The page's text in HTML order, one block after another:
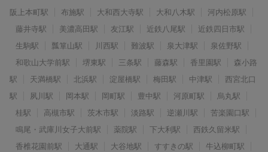
阪上本町駅 布施駅 大和西大寺駅 大和八木駅
河内松原駅
藤井寺駅
美濃高田駅 友江駅 近鉄八尾駅
近鉄四日市駅
生駒駅
瓢箪山駅 川西駅 難波駅 泉大津駅
泉佐野駅
和歌山大学前駅
堺東駅 三条駅 藤森駅 香里園駅
森小路
駅
天満橋駅 北浜駅 淀屋橋駅 梅田駅 中津駅
西宮北口
駅
夙川駅 岡本駅 岡町駅 豊中駅 河原町駅
烏丸駅
桂駅
高槻市駅 茨木市駅 淡路駅 逆瀬川駅
苦楽園口駅
鳴尾・武庫川女子大前駅
薬院駅 下大利駅
西鉄久留米駅
香椎花園前駅
大通駅 大谷地駅 すすきの駅
牛込柳町駅